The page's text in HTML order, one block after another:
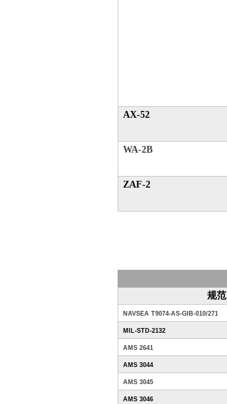
AX-52
WA-2B
ZAF-2
规范
NAVSEA T9074-AS-GIB-010/271
MIL-STD-2132
AMS 2641
AMS 3044
AMS 3045
AMS 3046